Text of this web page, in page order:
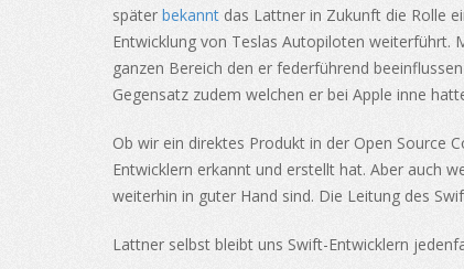
später bekannt das Lattner in Zukunft die Rolle
Entwicklung von Teslas Autopiloten
ganzen Bereich den er federführend
Gegensatz zudem welchen er bei Apple inne
Ob wir ein direktes Produkt in der Open Source
Entwicklern erkannt und erstellt hat. Aber auch
weiterhin in guter Hand sind. Die Leitung des
Lattner selbst bleibt uns Swift-Entwicklern